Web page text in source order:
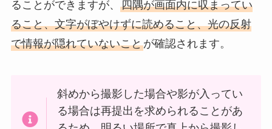
ることができますが、 四隅が画面内に収まってい
ること、文字がぼやけずに読めること、光の反射
で情報が隠れていないことが確認されます。
斜めから撮影した場合や影が入ってい
る場合は再提出を求められることがあ